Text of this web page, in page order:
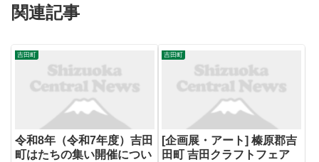
関連記事
吉田町
令和8年（令和7年度）吉田
町はたちの集い開催につい
吉田町
[企画展・アート] 榛原郡吉
田町 吉田クラフトフェア